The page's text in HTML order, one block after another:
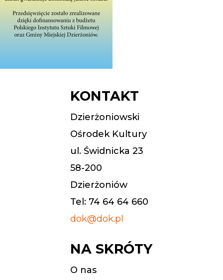
KONTAKT
Dzierżoniowski
Ośrodek Kultury
ul. Świdnicka 23
58-200
Dzierżoniów
Tel: 74 64 64 660
dok@dok.pl
NA SKRÓTY
O nas